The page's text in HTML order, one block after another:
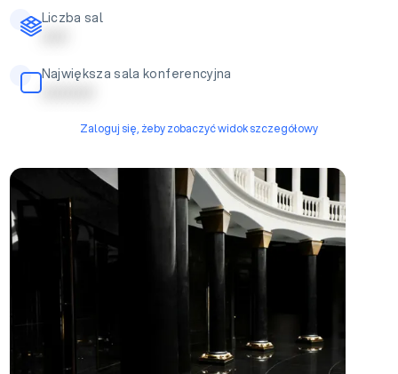
Liczba sal
| | | | |
Największa sala konferencyjna
| | | | | | | | | |
Zaloguj się, żeby zobaczyć widok szczegółowy